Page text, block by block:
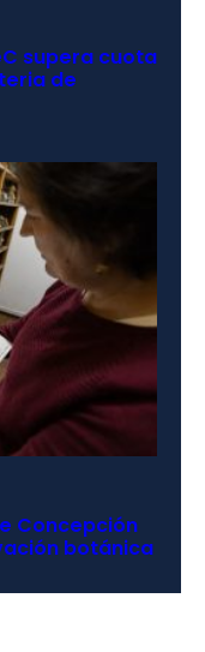
supera cuota
de
Concepción
botánica